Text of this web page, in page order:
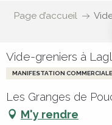
Page d’accueil
Vide-greniers à
MANIFESTATION COMMERCIALE
Les Granges de
M'y rendre